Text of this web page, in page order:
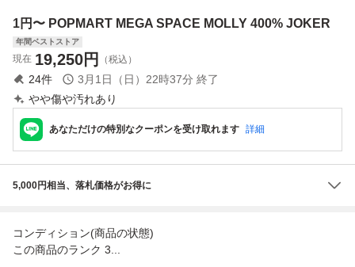
☆ 宇宙飛行士 ☆
T ☆ 宇宙飛行士 ☆ ☆ POP MART ☆
1円〜 POPMART MEGA SPACE MOLLY 400% JOKER
年間ベストストア
現在 19,250円 （税込）
24件 3月1日（日）22時37分 終了
やや傷や汚れあり
あなただけの特別なクーポンを受け取れます 詳細
5,000円相当、落札価格がお得に
コンディション(商品の状態)
この商品のランク 3...